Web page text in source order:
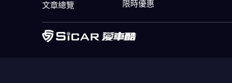
文章總覽
限時優惠